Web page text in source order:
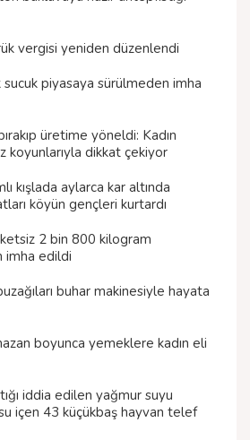
vergisi yeniden düzenlendi
piyasaya sürülmeden imha
üretime yöneldi: Kadın
koyunlarıyla dikkat çekiyor
kışlada aylarca kar altında
köyün gençleri kurtardı
2 bin 800 kilogram
imha edildi
buhar makinesiyle hayata
boyunca yemeklere kadın eli
iddia edilen yağmur suyu
içen 43 küçükbaş hayvan telef